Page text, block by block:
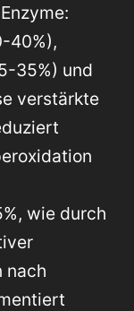
40%),
35%) und
verstärkte
wie durch
nach